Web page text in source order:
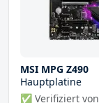
MSI MPG Z490
Hauptplatine
✅ Verifiziert von